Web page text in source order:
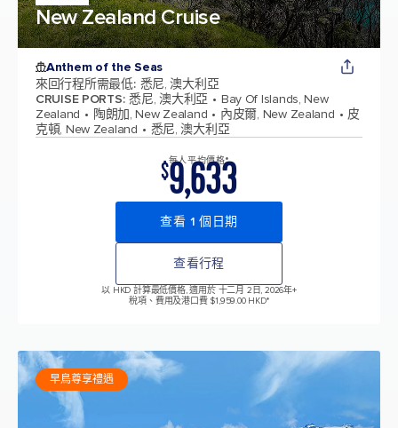
New Zealand Cruise
Anthem of the Seas
來回行程所需最低: 悉尼, 澳大利亞
CRUISE PORTS: 悉尼, 澳大利亞
Bay Of Islands, New
Zealand
陶朗加, New Zealand 內皮爾, New Zealand
皮
克頓, New Zealand
悉尼, 澳大利亞
每人平均價格*
$9,633
查看 1 個日期
查看行程
以 HKD 計算最低價格, 適用於 十二月 2日, 2026年+
稅項、費用及港口費 $1,959.00 HKD*
早鳥尊享禮遇